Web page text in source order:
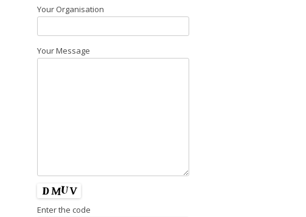
Your Organisation
Your Message
Enter the code